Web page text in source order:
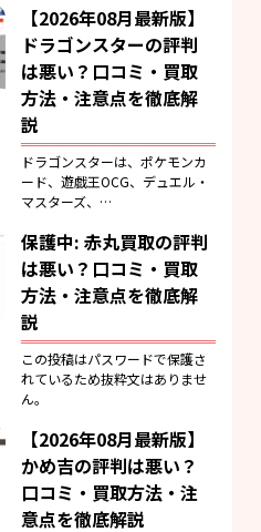
【2026年08月最新版】
ドラゴンスターの評判
は悪い？口コミ・買取
方法・注意点を徹底解
説
ドラゴンスターは、ポケモンカ
ード、遊戯王OCG、デュエル・
マスターズ、…
保護中: 赤丸買取の評判
は悪い？口コミ・買取
方法・注意点を徹底解
説
この投稿はパスワードで保護さ
れているため抜粋文はありませ
ん。
【2026年08月最新版】
かめ吉の評判は悪い？
口コミ・買取方法・注
意点を徹底解説